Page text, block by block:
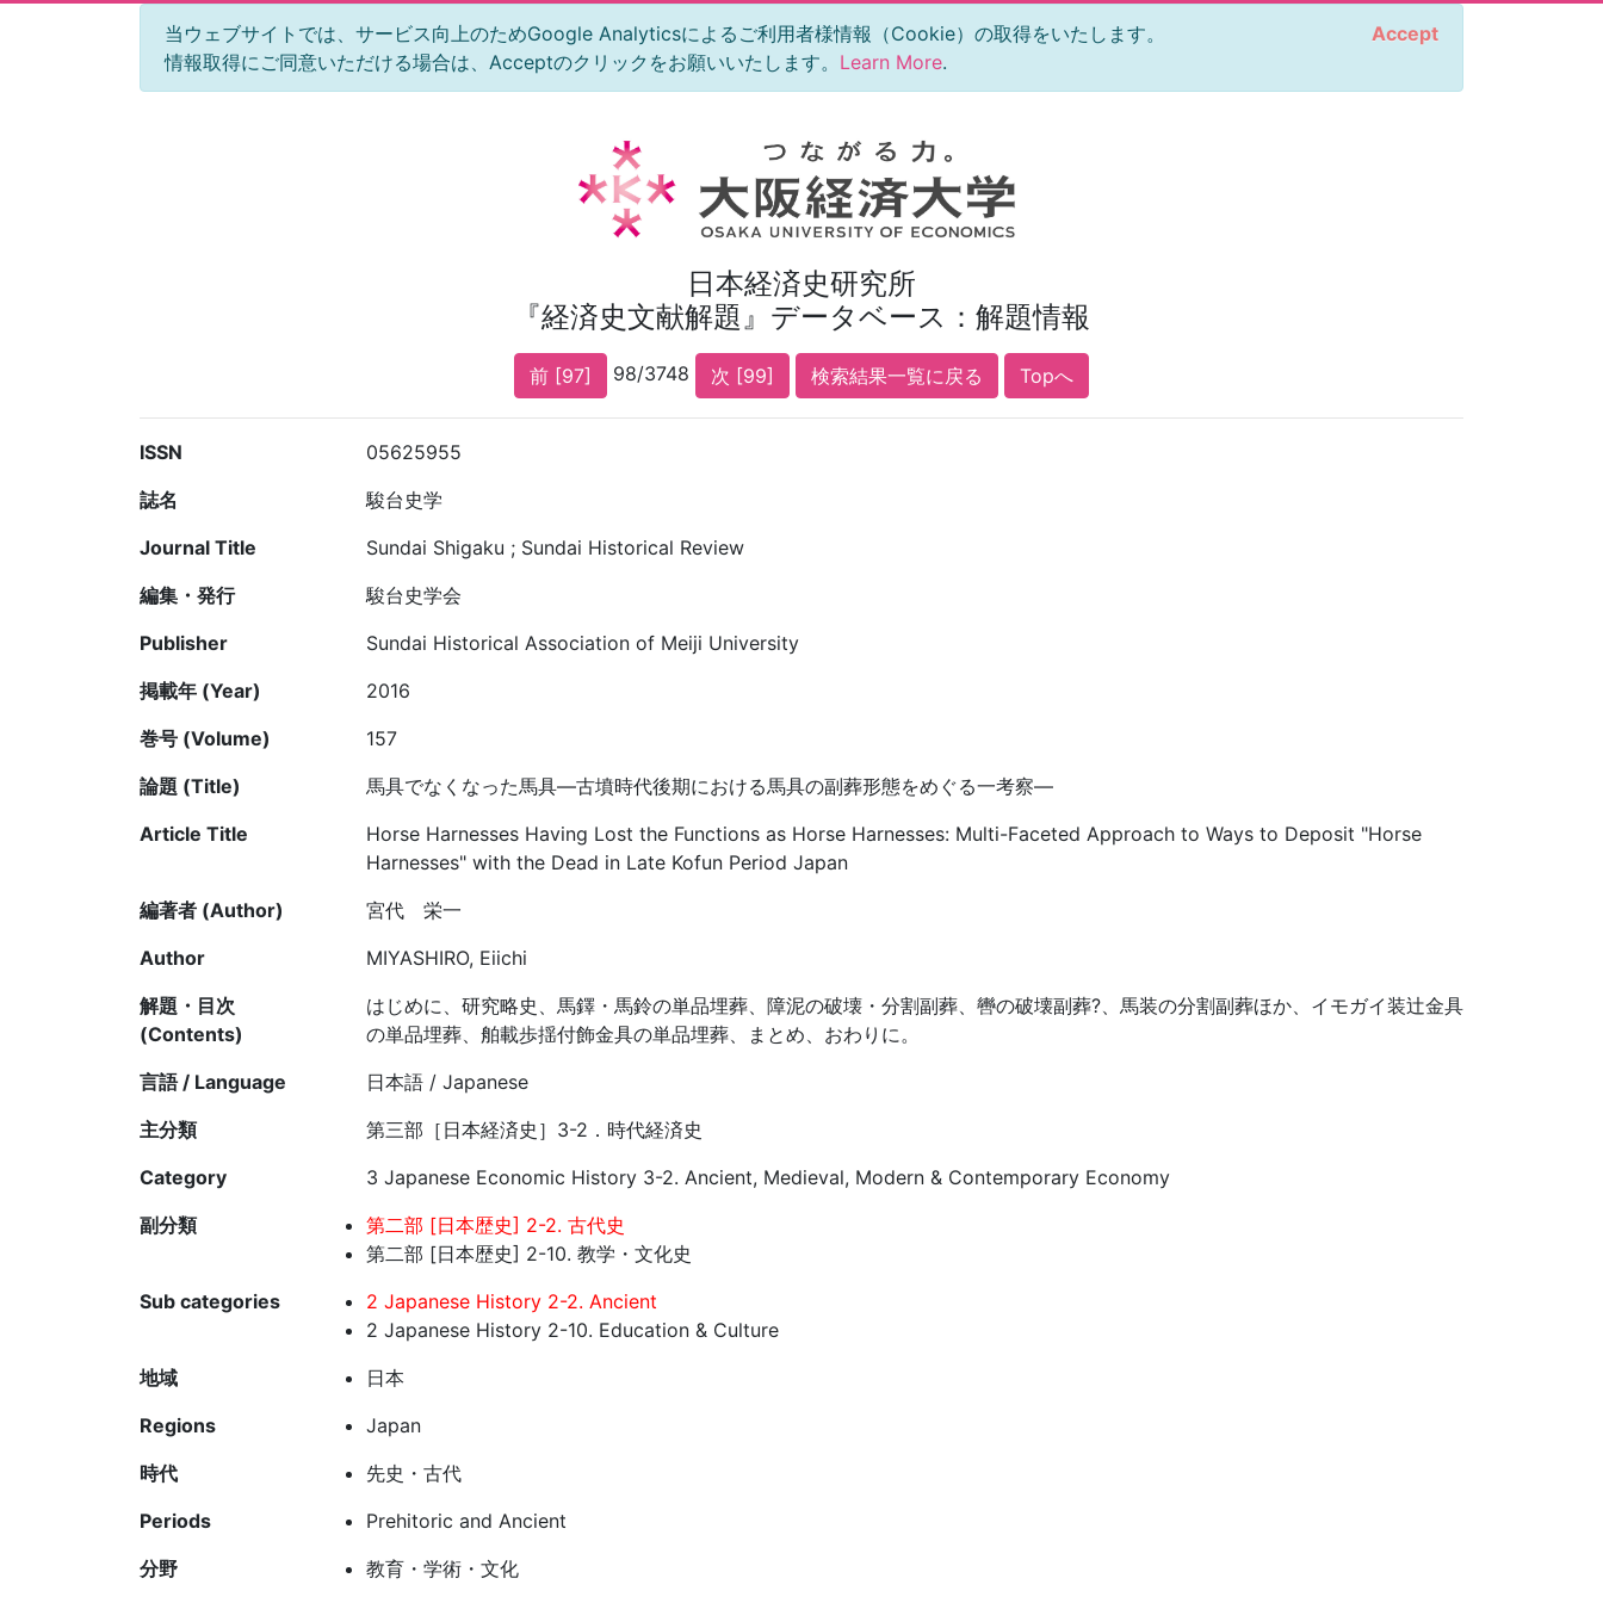
当ウェブサイトでは、サービス向上のためGoogle Analyticsによるご利用者様情報（Cookie）の取得をいたします。
情報取得にご同意いただける場合は、Acceptのクリックをお願いいたします。 Learn More.
Accept
日本経済史研究所
『経済史文献解題』データベース：解題情報
前 [97] 98/3748 次 [99] 検索結果一覧に戻る Topへ
ISSN
05625955
誌名
駿台史学
Journal Title
Sundai Shigaku ; Sundai Historical Review
編集・発行
駿台史学会
Publisher
Sundai Historical Association of Meiji University
掲載年 (Year)
2016
巻号 (Volume)
157
論題 (Title)
馬具でなくなった馬具―古墳時代後期における馬具の副葬形態をめぐる一考察―
Article Title
Horse Harnesses Having Lost the Functions as Horse Harnesses: Multi-Faceted Approach to Ways to Deposit "Horse
Harnesses" with the Dead in Late Kofun Period Japan
編著者 (Author)
宮代 栄一
Author
MIYASHIRO, Eiichi
解題・目次
(Contents)
はじめに、研究略史、馬鐸・馬鈴の単品埋葬、障泥の破壊・分割副葬、轡の破壊副葬?、馬装の分割副葬ほか、イモガイ装辻金具
の単品埋葬、舶載歩揺付飾金具の単品埋葬、まとめ、おわりに。
言語 / Language
日本語 / Japanese
主分類
第三部［日本経済史］3-2．時代経済史
Category
3 Japanese Economic History 3-2. Ancient, Medieval, Modern & Contemporary Economy
副分類
第二部 [日本歴史] 2-2. 古代史
第二部 [日本歴史] 2-10. 教学・文化史
Sub categories
2 Japanese History 2-2. Ancient
2 Japanese History 2-10. Education & Culture
地域
日本
Regions
Japan
時代
先史・古代
Periods
Prehitoric and Ancient
分野
教育・学術・文化